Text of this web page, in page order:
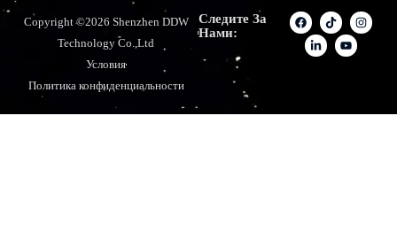
Copyright ©2026 Shenzhen DDW
Technology Co.,Ltd
Условия
Политика конфиденциальности
Следите За
Нами: